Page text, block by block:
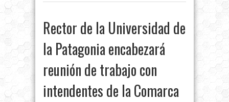
Rector de la Universidad de
la Patagonia encabezará
reunión de trabajo con
intendentes de la Comarca